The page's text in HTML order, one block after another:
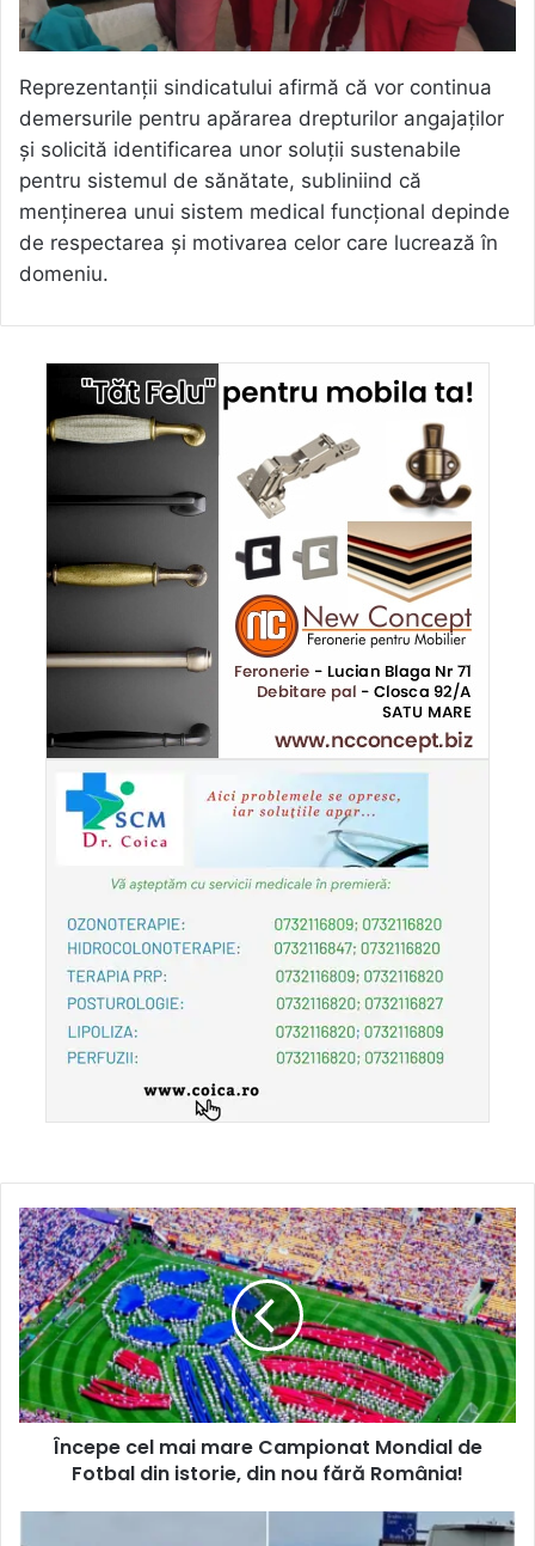
Reprezentanții sindicatului afirmă că vor continua
demersurile pentru apărarea drepturilor angajaților
și solicită identificarea unor soluții sustenabile
pentru sistemul de sănătate, subliniind că
menținerea unui sistem medical funcțional depinde
de respectarea și motivarea celor care lucrează în
domeniu.
Începe cel mai mare Campionat Mondial de
Fotbal din istorie, din nou fără România!